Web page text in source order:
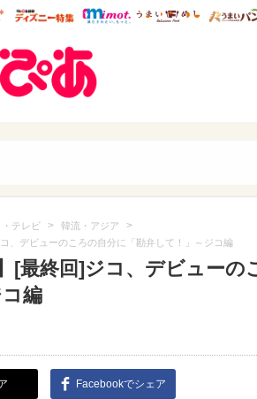
総研
ハピママ* ウレぴあ総研 ディズニー特集
mimot. うまいめ
・テレビ > 韓流・アジア >
コ、デビューのころの自分に「勘弁して！」～ジコ編
[最終回]ジコ、デビューの
編
Facebookでシェア